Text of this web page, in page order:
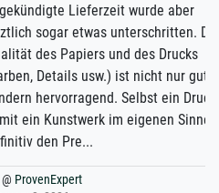
wurde aber
unterschritten. Die
und des Drucks
ist nicht nur gut,
Selbst ein Druck ist
im eigenen Sinne.